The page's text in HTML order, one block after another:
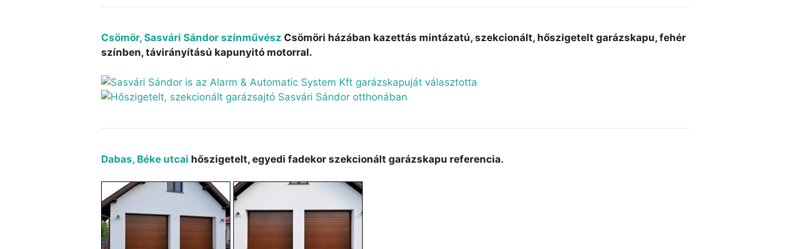
Csömör, Sasvári Sándor színművész Csömöri házában kazettás mintázatú, szekcionált, hőszigetelt garázskapu, fehér
színben, távirányítású kapunyitó motorral.
Dabas, Béke utcai hőszigetelt, egyedi fadekor szekcionált garázskapu referencia.